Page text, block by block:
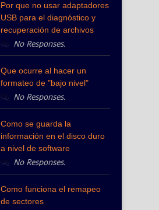
Por que no usar adaptadores
USB para el diagnóstico y
recuperación de archivos
No Responses.
Que ocurre al hacer un
formateo de "bajo nivel"
No Responses.
Como se guarda la
información en el disco duro
a nivel de software
No Responses.
Como funciona el remapeo
de sectores